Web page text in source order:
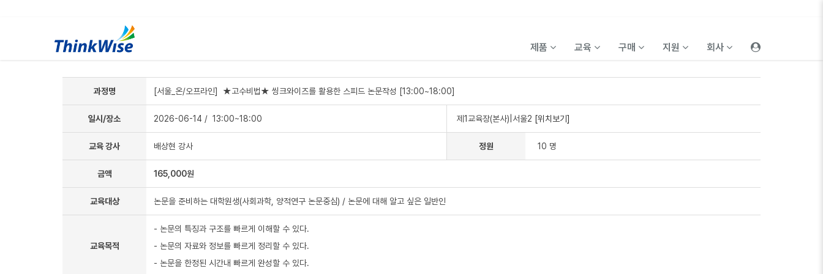
제품 교육 구매 지원 회사
과정명 [서울_온/오프라인] ★고수비법★ 씽크와이즈를 활용한 스피드 논문작성 [13:00~18:00]
일시/장소 2026-06-14 / 13:00~18:00 제1교육장(본사)|서울2 [위치보기]
교육 강사 배상현 강사 정원 10 명
금액 165,000원
교육대상 논문을 준비하는 대학원생(사회과학, 양적연구 논문중심) / 논문에 대해 알고 싶은 일반인
교육목적
- 논문의 특징과 구조를 빠르게 이해할 수 있다.
- 논문의 자료와 정보를 빠르게 정리할 수 있다.
- 논문을 한정된 시간내 빠르게 완성할 수 있다.